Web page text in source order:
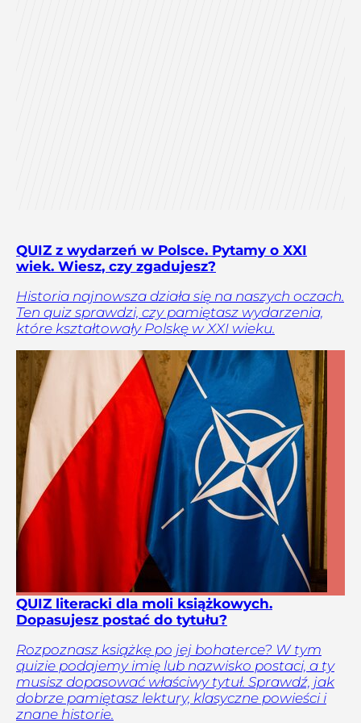
QUIZ z wydarzeń w Polsce. Pytamy o XXI
wiek. Wiesz, czy zgadujesz?
Historia najnowsza działa się na naszych oczach.
Ten quiz sprawdzi, czy pamiętasz wydarzenia,
które kształtowały Polskę w XXI wieku.
QUIZ literacki dla moli książkowych.
Dopasujesz postać do tytułu?
Rozpoznasz książkę po jej bohaterce? W tym
quizie podajemy imię lub nazwisko postaci, a ty
musisz dopasować właściwy tytuł. Sprawdź, jak
dobrze pamiętasz lektury, klasyczne powieści i
znane historie.